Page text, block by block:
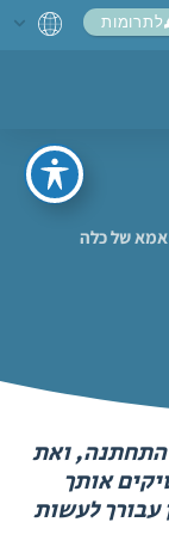
לתרומות
אמא של כלה
התחתנה, ואת
אותך
לעשות